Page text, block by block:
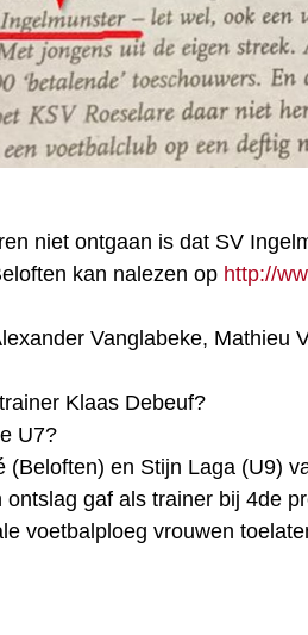
niet ontgaan is dat SV
kan nalezen op http://
Vanglabeke, Mathieu
Klaas Debeuf?
U7?
en Stijn Laga (U9)
gaf als trainer bij 4de
voetbalploeg vrouwen